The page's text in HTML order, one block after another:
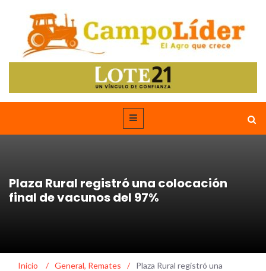
Plaza Rural registró una colocación
final de vacunos del 97%
Inicio / General, Remates /
Plaza Rural registró una